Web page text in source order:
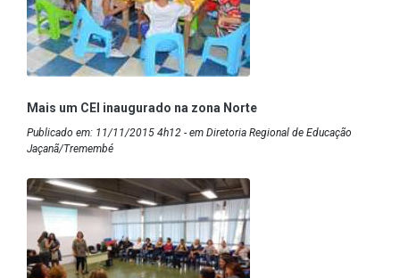
Mais um CEI inaugurado na zona Norte
Publicado em: 11/11/2015 4h12 - em Diretoria Regional de Educação
Jaçanã/Tremembé